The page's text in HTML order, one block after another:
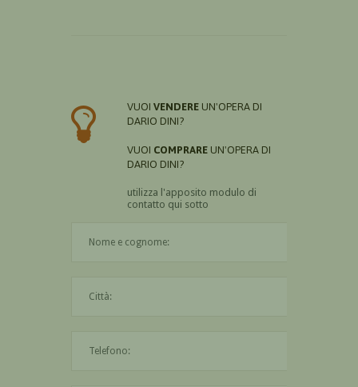
VUOI VENDERE UN'OPERA DI
DARIO DINI?
VUOI COMPRARE UN'OPERA DI
DARIO DINI?
utilizza l'apposito modulo di
contatto qui sotto